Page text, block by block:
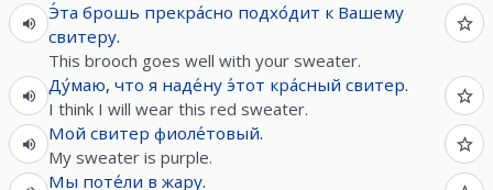
Э́та брошь прекра́сно подхо́дит к Вашему
свитеру.
This brooch goes well with your sweater.
Ду́маю, что я наде́ну э́тот кра́сный свитер.
I think I will wear this red sweater.
Мой свитер фиоле́товый.
My sweater is purple.
Мы поте́ли в жару.